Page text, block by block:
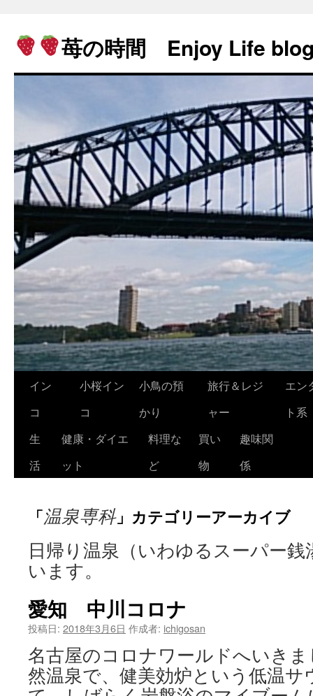
苺の時間 Enjoy Life
テ
ン
キ
プ
イン
コ
小桜イン
コ
小鳥の預
かり
旅行＆レジ
ャー
エン
ト系
生
活
健康・ダイエ
ット
料理な
ど
買い
物
趣味関
係
「温泉専科」カテゴリーアーカイブ
日帰り温泉（いわゆるスーパー
います。
愛知 中川コロナ
投稿日: 2018年3月6日 作成者: ichigosan
名古屋のコロナワールドへいき
然温泉で、健美効炉という低温